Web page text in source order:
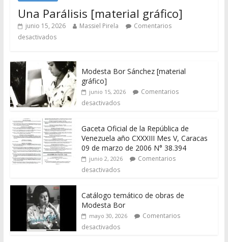
Una Parálisis [material gráfico]
junio 15, 2026 Massiel Pirela
Comentarios
desactivados
Modesta Bor Sánchez [material
gráfico]
junio 15, 2026
Comentarios
desactivados
Gaceta Oficial de la República de
Venezuela año CXXXIII Mes V, Caracas
09 de marzo de 2006 N° 38.394
junio 2, 2026
Comentarios
desactivados
Catálogo temático de obras de
Modesta Bor
mayo 30, 2026
Comentarios
desactivados